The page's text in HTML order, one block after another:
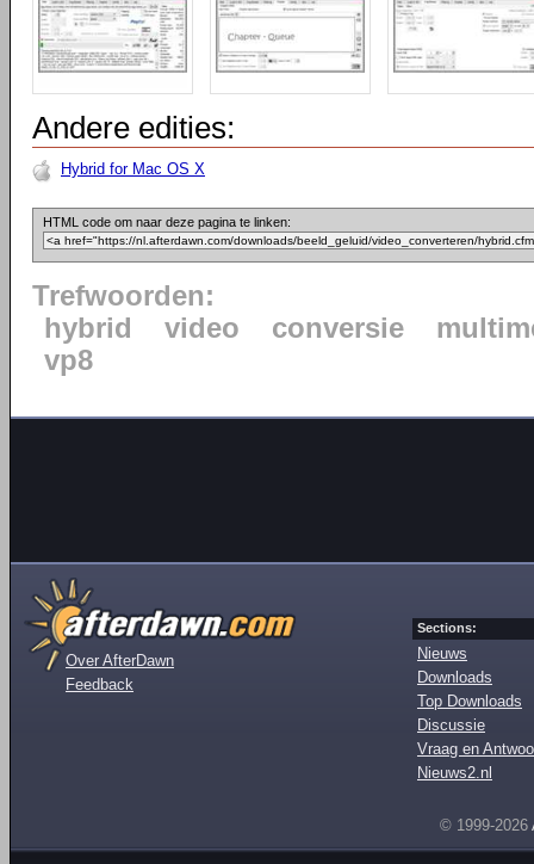
Andere edities:
Hybrid for Mac OS X
HTML code om naar deze pagina te linken:
Trefwoorden:
hybrid
video conversie
vp8
Over AfterDawn
Feedback
Sections:
Nieuws
Downloads
Top Downloads
Discussie
Vraag en
Nieuws2.nl
© 1999-2026